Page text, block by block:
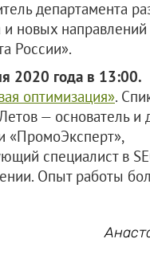
департамента
и новых направлений
России».
2020 года в 13:00.
оптимизация».
— основатель и
«ПромоЭксперт»,
специалист в
Опыт работы